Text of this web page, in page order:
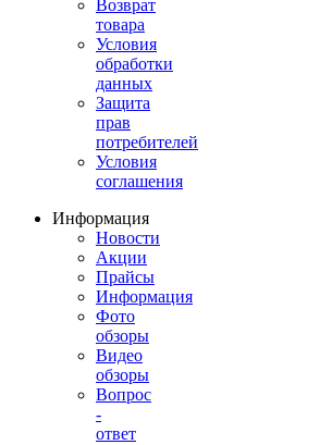
Возврат
товара
Условия
обработки
данных
Защита
прав
потребителей
Условия
соглашения
Информация
Новости
Акции
Прайсы
Информация
Фото
обзоры
Видео
обзоры
Вопрос
-
ответ